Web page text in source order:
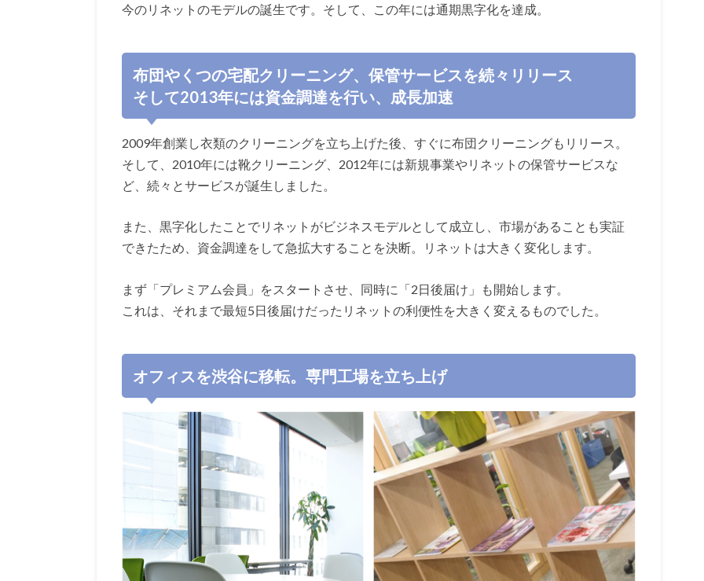
今のリネットのモデルの誕生です。そして、この年には通期黒字化を達成。
布団やくつの宅配クリーニング、保管サービスを続々リリース
そして2013年には資金調達を行い、成長加速
2009年創業し衣類のクリーニングを立ち上げた後、すぐに布団クリーニングもリリース。
そして、2010年には靴クリーニング、2012年には新規事業やリネットの保管サービスな
ど、続々とサービスが誕生しました。
また、黒字化したことでリネットがビジネスモデルとして成立し、市場があることも実証
できたため、資金調達をして急拡大することを決断。リネットは大きく変化します。
まず「プレミアム会員」をスタートさせ、同時に「2日後届け」も開始します。
これは、それまで最短5日後届けだったリネットの利便性を大きく変えるものでした。
オフィスを渋谷に移転。専門工場を立ち上げ